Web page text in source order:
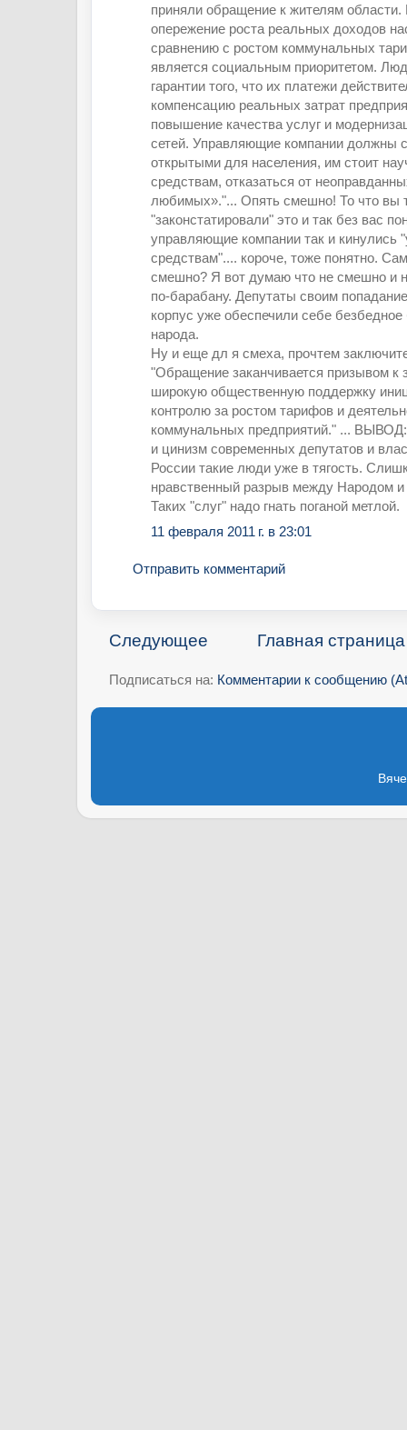
приняли обращение к жителям области.
опережение роста реальных доходов
сравнению с ростом коммунальных
является социальным приоритетом.
гарантии того, что их платежи
компенсацию реальных затрат
повышение качества услуг и
сетей. Управляющие компании должны
открытыми для населения, им стоит
средствам, отказаться от
любимых»."... Опять смешно! То что вы
"законстатировали" это и так без вас
управляющие компании так и кинулись
средствам".... короче, тоже понятно.
смешно? Я вот думаю что не смешно и
по-барабану. Депутаты своим
корпус уже обеспечили себе
народа.
Ну и еще дл я смеха, прочтем
"Обращение заканчивается призывом к
широкую общественную поддержку
контролю за ростом тарифов и
коммунальных предприятий." ... ВЫВОД:
и цинизм современных депутатов и
России такие люди уже в тягость.
нравственный разрыв между Народом и
Таких "слуг" надо гнать поганой метлой.
11 февраля 2011 г. в 23:01
Отправить комментарий
Следующее Главная страница
Подписаться на: Комментарии к сообщению